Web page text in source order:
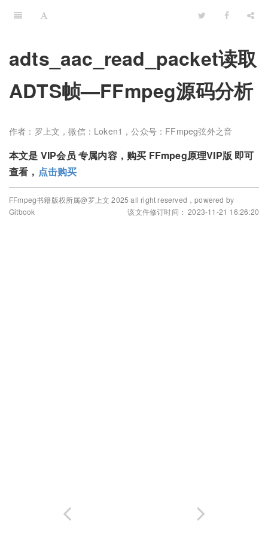
adts_aac_read_packet读取
ADTS帧—FFmpeg源码分析
作者：罗上文，微信：Loken1，公众号：FFmpeg弦外之音
本文是 VIP会员 专属内容，购买 FFmpeg原理VIP版 即可
查看， 点击购买
FFmpeg书籍版权所属@罗上文 2025 all right reserved，powered by
Gitbook
该文件修订时间： 2023-11-21 16:26:20